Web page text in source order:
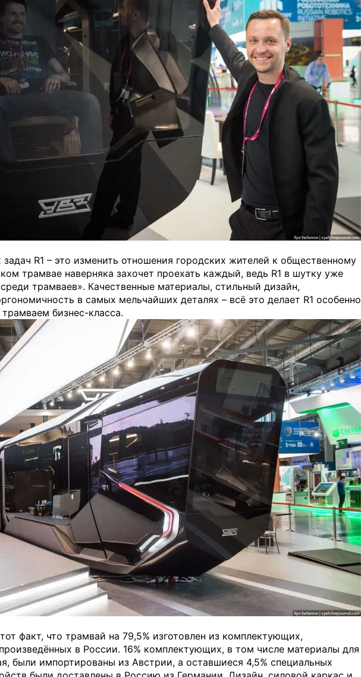
R1 – это изменить отношения городских жителей к общественному
трамвае наверняка захочет проехать каждый, ведь R1 в шутку уже
трамваев». Качественные материалы, стильный дизайн,
в самых мельчайших деталях – всё это делает R1 особенно
бизнес-класса.
факт, что трамвай на 79,5% изготовлен из комплектующих,
в России. 16% комплектующих, в том числе материалы для
были импортированы из Австрии, а оставшиеся 4,5% специальных